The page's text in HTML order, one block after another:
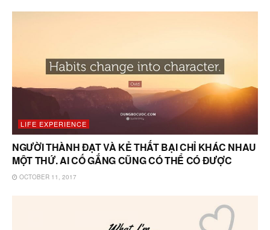
LIFE EXPERIENCE
NGƯỜI THÀNH ĐẠT VÀ KẺ THẤT BẠI CHỈ KHÁC NHAU
MỘT THỨ. AI CỐ GẮNG CŨNG CÓ THỂ CÓ ĐƯỢC
OCTOBER 11, 2017